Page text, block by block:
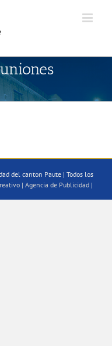
del canton Paute | Todos los
| Agencia de Publicidad |